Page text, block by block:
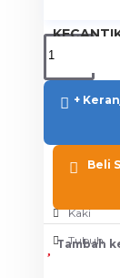
Kaki
Tubuh
+
Beli
Tambah